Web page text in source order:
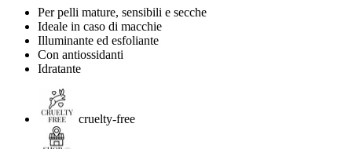
Per pelli mature, sensibili e secche
Ideale in caso di macchie
Illuminante ed esfoliante
Con antiossidanti
Idratante
cruelty-free